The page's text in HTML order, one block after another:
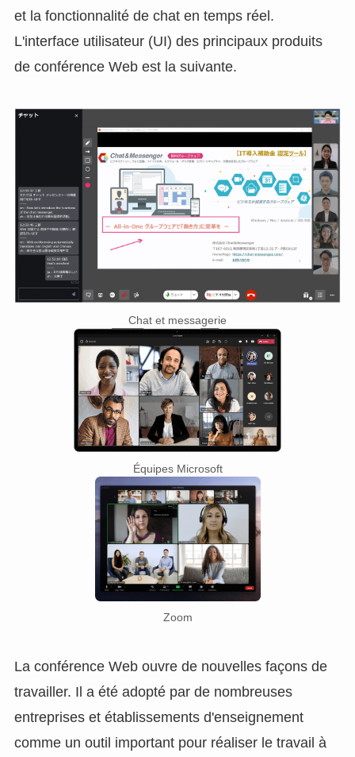
et la fonctionnalité de chat en temps réel.
L'interface utilisateur (UI) des principaux produits
de conférence Web est la suivante.
Chat et messagerie
Équipes Microsoft
Zoom
La conférence Web ouvre de nouvelles façons de
travailler. Il a été adopté par de nombreuses
entreprises et établissements d'enseignement
comme un outil important pour réaliser le travail à